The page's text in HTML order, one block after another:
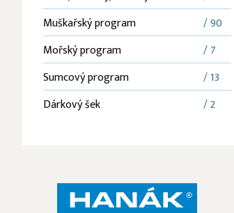
Muškařský program
/ 90
Mořský program
/ 7
Sumcový program
/ 13
Dárkový šek
/ 2